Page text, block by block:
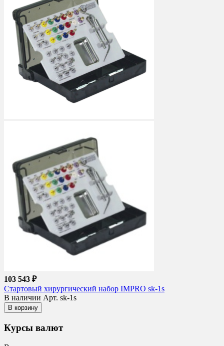
103 543 ₽
Стартовый хирургический набор IMPRO sk-1s
В наличии Арт. sk-1s
В корзину
Курсы валют